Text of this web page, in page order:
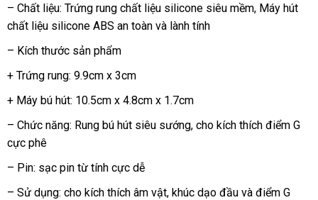
– Chất liệu: Trứng rung chất liệu silicone siêu mềmđặt
, Máy hút
chất liệu silicone ABS an toàn miễn
và lành tính
– Kích thước sản phẩm
+ Trứng rung: 9.9cm x 3cm
+ Máy bú hút: 10.5cm x 4.8cm x 1.7cm
– Chức năng: Rung bú hút siêu sướngphân
, cho kích thích điểm G
cực phê
– Pin: sạc pin từ tính cực dễ
– Sử dụng: cho kích thích âm vậtgiao
, khúc dạo đầu thế
và điểm G